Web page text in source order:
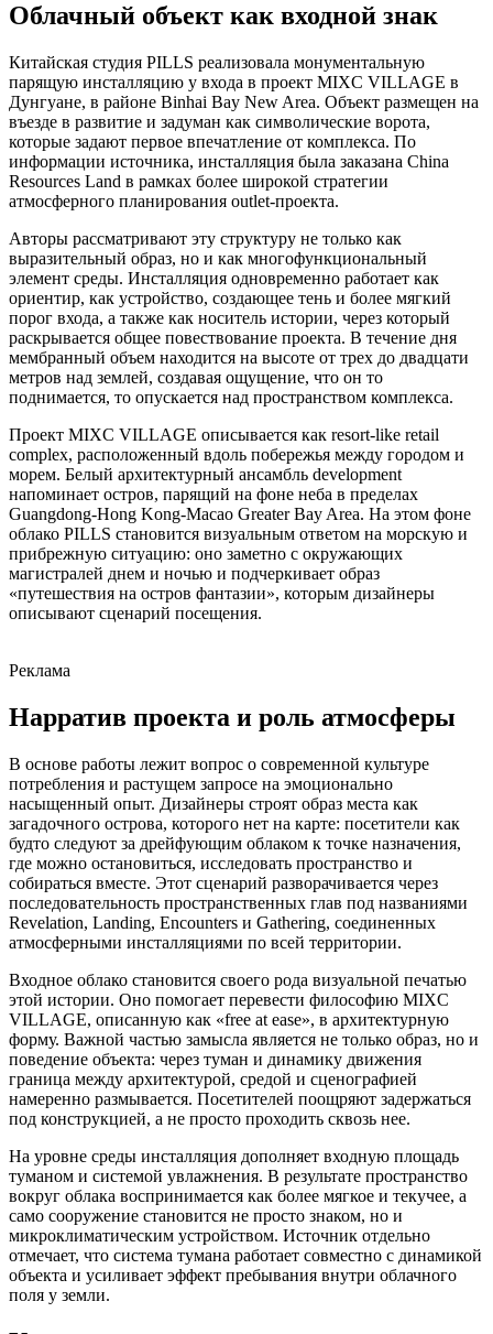
Облачный объект как входной знак
Китайская студия PILLS реализовала монументальную
парящую инсталляцию у входа в проект MIXC VILLAGE в
Дунгуане, в районе Binhai Bay New Area. Объект размещен на
въезде в развитие и задуман как символические ворота,
которые задают первое впечатление от комплекса. По
информации источника, инсталляция была заказана China
Resources Land в рамках более широкой стратегии
атмосферного планирования outlet-проекта.
Авторы рассматривают эту структуру не только как
выразительный образ, но и как многофункциональный
элемент среды. Инсталляция одновременно работает как
ориентир, как устройство, создающее тень и более мягкий
порог входа, а также как носитель истории, через который
раскрывается общее повествование проекта. В течение дня
мембранный объем находится на высоте от трех до двадцати
метров над землей, создавая ощущение, что он то
поднимается, то опускается над пространством комплекса.
Проект MIXC VILLAGE описывается как resort-like retail
complex, расположенный вдоль побережья между городом и
морем. Белый архитектурный ансамбль development
напоминает остров, парящий на фоне неба в пределах
Guangdong-Hong Kong-Macao Greater Bay Area. На этом фоне
облако PILLS становится визуальным ответом на морскую и
прибрежную ситуацию: оно заметно с окружающих
магистралей днем и ночью и подчеркивает образ
«путешествия на остров фантазии», которым дизайнеры
описывают сценарий посещения.
Реклама
Нарратив проекта и роль атмосферы
В основе работы лежит вопрос о современной культуре
потребления и растущем запросе на эмоционально
насыщенный опыт. Дизайнеры строят образ места как
загадочного острова, которого нет на карте: посетители как
будто следуют за дрейфующим облаком к точке назначения,
где можно остановиться, исследовать пространство и
собираться вместе. Этот сценарий разворачивается через
последовательность пространственных глав под названиями
Revelation, Landing, Encounters и Gathering, соединенных
атмосферными инсталляциями по всей территории.
Входное облако становится своего рода визуальной печатью
этой истории. Оно помогает перевести философию MIXC
VILLAGE, описанную как «free at ease», в архитектурную
форму. Важной частью замысла является не только образ, но и
поведение объекта: через туман и динамику движения
граница между архитектурой, средой и сценографией
намеренно размывается. Посетителей поощряют задержаться
под конструкцией, а не просто проходить сквозь нее.
На уровне среды инсталляция дополняет входную площадь
туманом и системой увлажнения. В результате пространство
вокруг облака воспринимается как более мягкое и текучее, а
само сооружение становится не просто знаком, но и
микроклиматическим устройством. Источник отдельно
отмечает, что система тумана работает совместно с динамикой
объекта и усиливает эффект пребывания внутри облачного
поля у земли.